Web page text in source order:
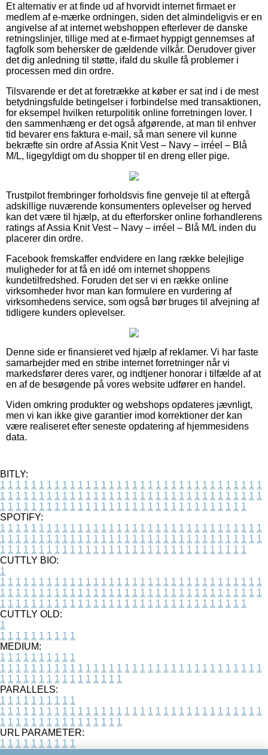
Et alternativ er at finde ud af hvorvidt internet firmaet er
medlem af e-mærke ordningen, siden det almindeligvis er en
angivelse af at internet webshoppen efterlever de danske
retningslinjer, tillige med at e-firmaet hyppigt gennemses af
fagfolk som behersker de gældende vilkår. Derudover giver
det dig anledning til støtte, ifald du skulle få problemer i
processen med din ordre.
Tilsvarende er det at foretrække at køber er sat ind i de mest
betydningsfulde betingelser i forbindelse med transaktionen,
for eksempel hvilken returpolitik online forretningen lover. I
den sammenhæng er det også afgørende, at man til enhver
tid bevarer ens faktura e-mail, så man senere vil kunne
bekræfte sin ordre af Assia Knit Vest – Navy – irréel – Blå
M/L, ligegyldigt om du shopper til en dreng eller pige.
Trustpilot frembringer forholdsvis fine genveje til at eftergå
adskillige nuværende konsumenters oplevelser og herved
kan det være til hjælp, at du efterforsker online forhandlerens
ratings af Assia Knit Vest – Navy – irréel – Blå M/L inden du
placerer din ordre.
Facebook fremskaffer endvidere en lang række belejlige
muligheder for at få en idé om internet shoppens
kundetilfredshed. Foruden det ser vi en række online
virksomheder hvor man kan formulere en vurdering af
virksomhedens service, som også bør bruges til afvejning af
tidligere kunders oplevelser.
Denne side er finansieret ved hjælp af reklamer. Vi har faste
samarbejder med en stribe internet forretninger når vi
markedsfører deres varer, og indtjener honorar i tilfælde af at
en af de besøgende på vores website udfører en handel.
Viden omkring produkter og webshops opdateres jævnligt,
men vi kan ikke give garantier imod korrektioner der kan
være realiseret efter seneste opdatering af hjemmesidens
data.
BITLY:
1 1 1 1 1 1 1 1 1 1 1 1 1 1 1 1 1 1 1 1 1 1 1 1 1 1 1 1 1 1 1 1 1 1
1 1 1 1 1 1 1 1 1 1 1 1 1 1 1 1 1 1 1 1 1 1 1 1 1 1 1 1 1 1 1 1 1 1
1 1 1 1 1 1 1 1 1 1 1 1 1 1 1 1 1 1 1 1 1 1 1 1 1 1 1 1 1 1 1 1
SPOTIFY:
1 1 1 1 1 1 1 1 1 1 1 1 1 1 1 1 1 1 1 1 1 1 1 1 1 1 1 1 1 1 1 1 1 1
1 1 1 1 1 1 1 1 1 1 1 1 1 1 1 1 1 1 1 1 1 1 1 1 1 1 1 1 1 1 1 1 1 1
1 1 1 1 1 1 1 1 1 1 1 1 1 1 1 1 1 1 1 1 1 1 1 1 1 1 1 1 1 1 1 1
CUTTLY BIO:
1
1 1 1 1 1 1 1 1 1 1 1 1 1 1 1 1 1 1 1 1 1 1 1 1 1 1 1 1 1 1 1 1 1 1
1 1 1 1 1 1 1 1 1 1 1 1 1 1 1 1 1 1 1 1 1 1 1 1 1 1 1 1 1 1 1 1 1 1
1 1 1 1 1 1 1 1 1 1 1 1 1 1 1 1 1 1 1 1 1 1 1 1 1 1 1 1 1 1 1 1
CUTTLY OLD:
1
1 1 1 1 1 1 1 1 1 1
MEDIUM:
1 1 1 1 1 1 1 1 1 1
1 1 1 1 1 1 1 1 1 1 1 1 1 1 1 1 1 1 1 1 1 1 1 1 1 1 1 1 1 1 1 1 1 1
1 1 1 1 1 1 1 1 1 1 1 1 1 1 1 1
PARALLELS:
1 1 1 1 1 1 1 1 1 1
1 1 1 1 1 1 1 1 1 1 1 1 1 1 1 1 1 1 1 1 1 1 1 1 1 1 1 1 1 1 1 1 1 1
1 1 1 1 1 1 1 1 1 1 1 1 1 1 1 1
URL PARAMETER:
1 1 1 1 1 1 1 1 1 1